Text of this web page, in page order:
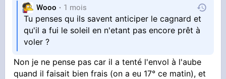
Wooo 1 mois
Tu penses qu ils savent anticiper le cagnard et
qu'il a fui le soleil en n'etant pas encore prêt à
voler ?
Non je ne pense pas car il a tenté l'envol à l'aube
quand il faisait bien frais (on a eu 17° ce matin), et